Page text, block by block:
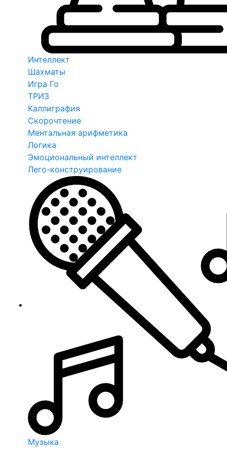
Интеллект
Шахматы
Игра Го
ТРИЗ
Каллиграфия
Скорочтение
Ментальная арифметика
Логика
Эмоциональный интеллект
Лего-конструирование
Музыка